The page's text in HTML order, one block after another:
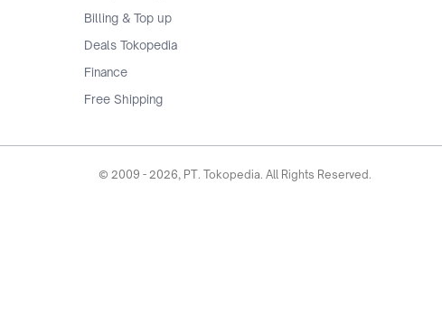
Billing & Top up
Deals Tokopedia
Finance
Free Shipping
© 2009 - 2026, PT. Tokopedia. All Rights Reserved.